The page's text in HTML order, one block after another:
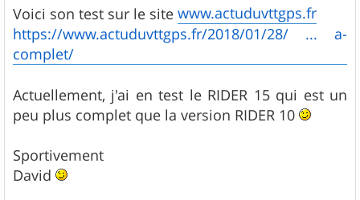
g
e
Voici son test sur le site www.actuduvttgps.fr
https://www.actuduvttgps.fr/2018/01/28/ ... a-
complet/
Actuellement, j'ai en test le RIDER 15 qui est un
peu plus complet que la version RIDER 10
Sportivement
David